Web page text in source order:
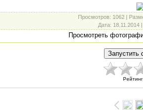
Просмотров: 1062 |
Дата: 18.11.2014 |
Просмотреть
Рейтинг